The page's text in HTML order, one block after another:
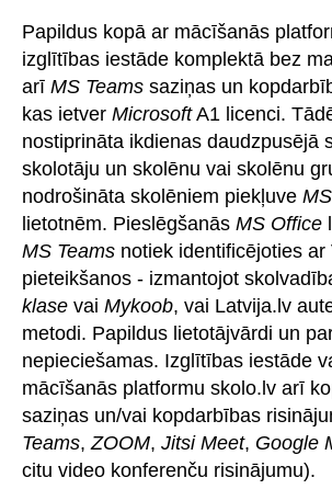
Papildus kopā ar mācīšanās
izglītības iestāde komplektā bez
arī MS Teams saziņas un
kas ietver MicrosoftA1 licenci.
nostiprināta ikdienas daudzpusējā
skolotāju un skolēnu vai skolēnu
nodrošināta skolēniem piekļuve
lietotnēm. Pieslēgšanās MS Office
MS Teams notiek identificējoties ar
pieteikšanos - izmantojot
klase vai Mykoob, vai Latvija.lv
metodi. Papildus lietotājvārdi un
nepieciešamas. Izglītības iestāde
mācīšanās platformu skolo.lv arī
saziņas un/vai kopdarbības
Teams, ZOOM, Jitsi Meet, Google
citu video konferenču risinājumu).